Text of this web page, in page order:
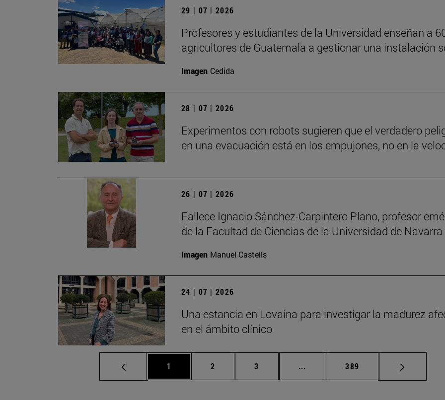
29 | 07 | 2026
Profesores y estudiantes de la Universidad enseñan a
agricultores de Guatemala a gestionar una instalación
Imagen Cedida
28 | 07 | 2026
Experimentos con robots sugieren que el verdadero
en una evacuación está en los empujones, no en la
26 | 07 | 2026
Fallece Ignacio Sánchez-Carpintero Plano, profesor
de la Facultad de Ciencias de la Universidad de Navarra
Imagen Manuel Castells
24 | 07 | 2026
Una estancia en Lovaina para investigar la madurez
en el ámbito clínico
Página
1 Página
2 Página
3 ... Páginas intermedias Use TAB para
Página
389